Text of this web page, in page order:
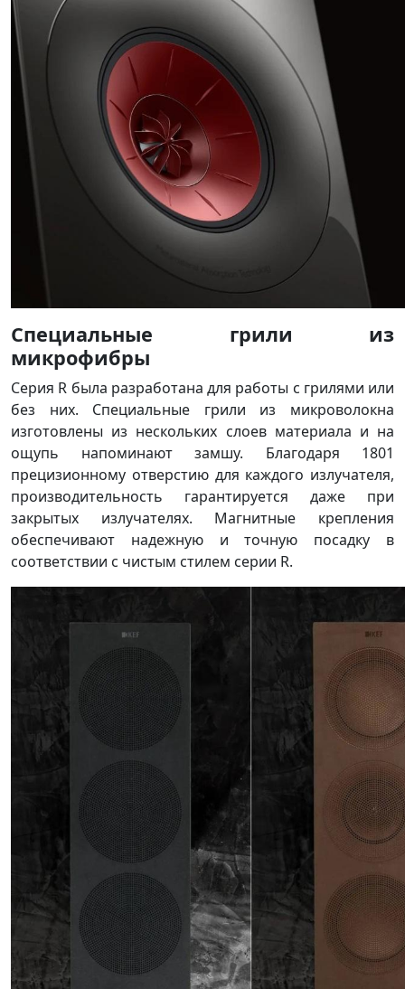
Специальные грили из
микрофибры
Серия R была разработана для работы с грилями или
без них. Специальные грили из микроволокна
изготовлены из нескольких слоев материала и на
ощупь напоминают замшу. Благодаря 1801
прецизионному отверстию для каждого излучателя,
производительность гарантируется даже при
закрытых излучателях. Магнитные крепления
обеспечивают надежную и точную посадку в
соответствии с чистым стилем серии R.